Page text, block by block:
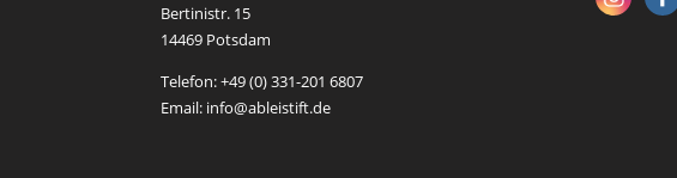
Bertinistr. 15
14469 Potsdam
Telefon: +49 (0) 331-201 6807
Email: info@ableistift.de